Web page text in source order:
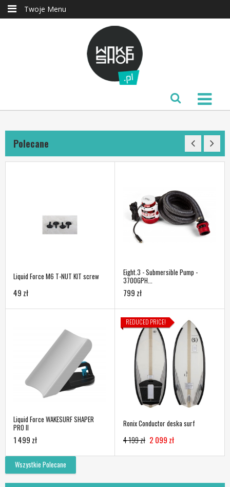
Twoje Menu
Polecane
Liquid Force M6 T-NUT KIT screw
49 zł
Liquid Force WAKESURF SHAPER
PRO II
1 499 zł
Eight.3 - Submersible Pump -
3700GPH...
799 zł
REDUCED PRICE!
Ronix Conductor deska surf
4 199 zł 2 099 zł
Wszystkie Polecane